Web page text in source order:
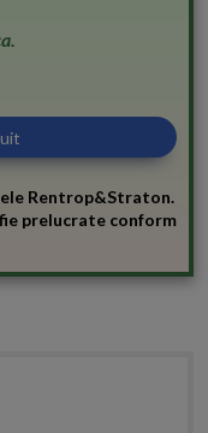
Rentrop&Straton.
prelucrate conform